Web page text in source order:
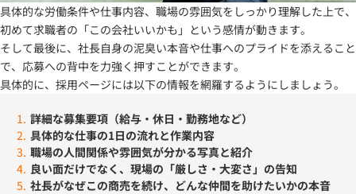
具体的な労働条件や仕事内容、職場の雰囲気をしっかり理解した上で、
初めて求職者の「この会社いいかも」という感情が動きます。
そして最後に、社長自身の泥臭い本音や仕事へのプライドを添えること
で、応募への背中を力強く押すことができます。
具体的に、採用ページには以下の情報を網羅するようにしましょう。
詳細な募集要項（給与・休日・勤務地など）
具体的な仕事の1日の流れと作業内容
職場の人間関係や雰囲気が分かる写真と紹介
良い面だけでなく、現場の「厳しさ・大変さ」の告知
社長がなぜこの商売を続け、どんな仲間を助けたいかの本音